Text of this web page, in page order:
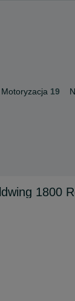
Motoryzacja 19
1800